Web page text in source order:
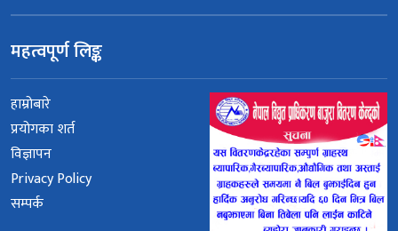
महत्वपूर्ण लिङ्क
हाम्रोबारे
प्रयोगका शर्त
विज्ञापन
Privacy Policy
सम्पर्क